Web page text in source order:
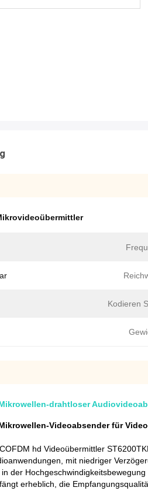
Kodieren
drahtloser
Videoabsender für
hd Videoübermittler
mit niedriger
der
erheblich, die